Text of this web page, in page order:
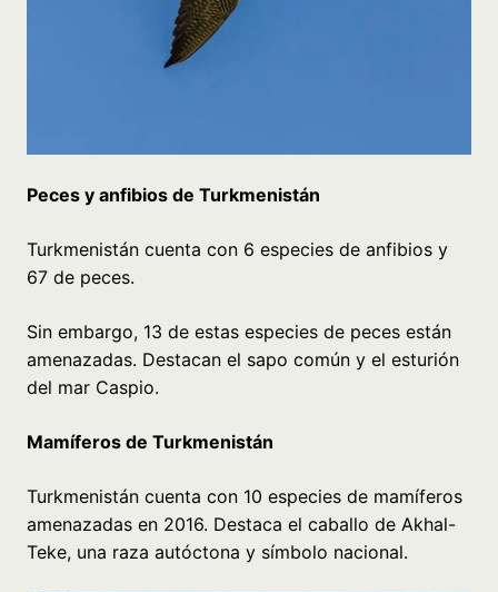
Peces y anfibios de Turkmenistán
Turkmenistán cuenta con 6 especies de anfibios y
67 de peces.
Sin embargo, 13 de estas especies de peces están
amenazadas. Destacan el sapo común y el esturión
del mar Caspio.
Mamíferos de Turkmenistán
Turkmenistán cuenta con 10 especies de mamíferos
amenazadas en 2016. Destaca el caballo de Akhal-
Teke, una raza autóctona y símbolo nacional.